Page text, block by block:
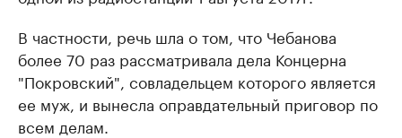
В частности, речь шла о том, что Чебанова
более 70 раз рассматривала дела Концерна
"Покровский", совладельцем которого является
ее муж, и вынесла оправдательный приговор по
всем делам.